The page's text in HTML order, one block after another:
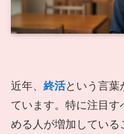
近年、 終活という言葉
ています。特に注目す
める人が増加してい